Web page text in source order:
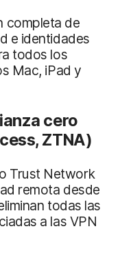
completa de
e identidades
todos los
Mac, iPad y
cero
ZTNA)
Trust Network
remota desde
todas las
a las VPN